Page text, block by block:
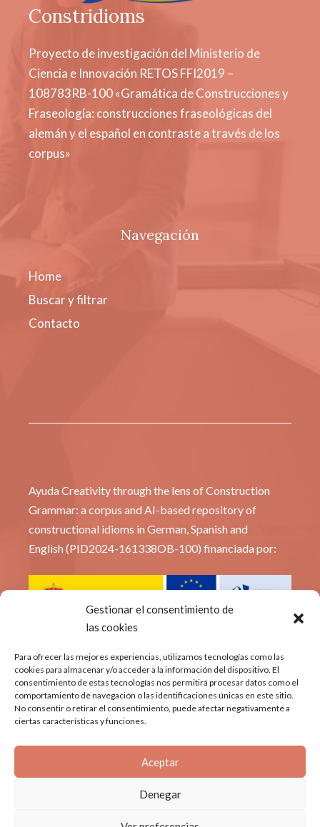
Gestionar el consentimiento de
las cookies
Para ofrecer las mejores experiencias, utilizamos tecnologías como las
cookies para almacenar y/o acceder a la información del dispositivo. El
consentimiento de estas tecnologías nos permitirá procesar datos como el
comportamiento de navegación o las identificaciones únicas en este sitio.
No consentir o retirar el consentimiento, puede afectar negativamente a
ciertas características y funciones.
Aceptar
Denegar
Constridioms
Proyecto de investigación del Ministerio de
Ciencia e Innovación RETOS FFI2019 –
108783RB-100 «Gramática de Construcciones y
Fraseología: construcciones fraseológicas del
alemán y el español en contraste a través de los
corpus»
Navegación
Home
Buscar y filtrar
Contacto
Ayuda Creativity through the lens of Construction
Grammar: a corpus and AI-based repository of
constructional idioms in German, Spanish and
English (PID2024-161338OB-100) financiada por:
© Constridioms
Política de privacidad
Aviso Legal